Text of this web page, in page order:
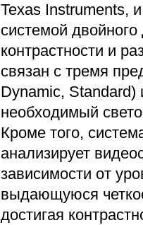
Texas Instruments,
системой
контрастности и
связан с тремя
Dynamic, Standard)
необходимый
Кроме того,
анализирует
зависимости от
выдающуюся
достигая